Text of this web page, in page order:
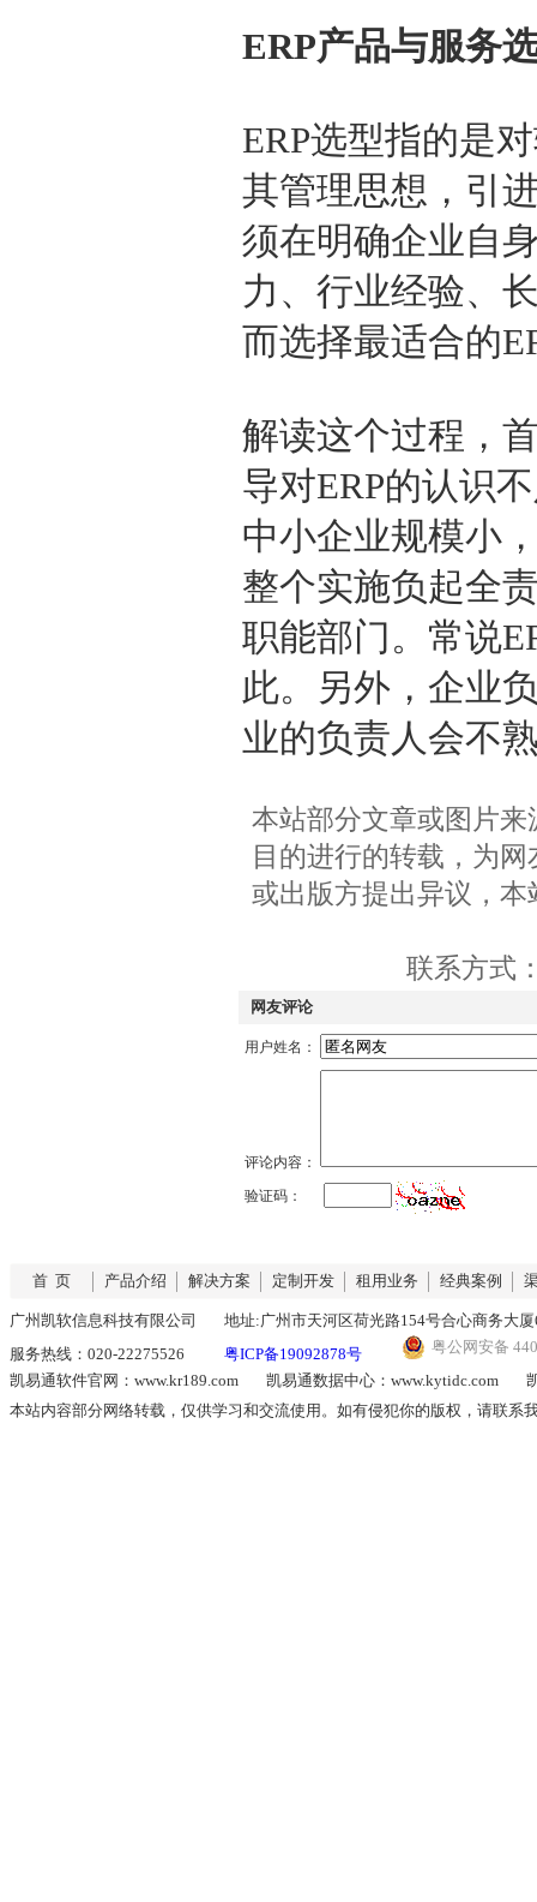
ERP产品与服务
ERP选型指的是
其管理思想，引
须在明确企业自
力、行业经验、
而选择最适合的
解读这个过程，
导对ERP的认识
中小企业规模小
整个实施负起全
职能部门。常说
此。另外，企业
业的负责人会不
本站部分文章或图片
目的进行的转载，为
或出版方提出异议，
联系方式
网友评论
用户姓名：
评论内容：
验证码：
首 页 产品介绍 解决方案 定制开发 租用业务 经典案例
广州凯软信息科技有限公司
地址:广州市天河区荷光路154号合心商务大厦
服务热线：020-22275526
粤ICP备19092878号
粤公网安备
凯易通软件官网：www.kr189.com
凯易通数据中心：www.kytidc.com
本站内容部分网络转载，仅供学习和交流使用。如有侵犯你的版权，请联系